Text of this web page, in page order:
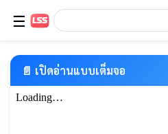
☰
📄 เปิดอ่านแบบเต็มจอ